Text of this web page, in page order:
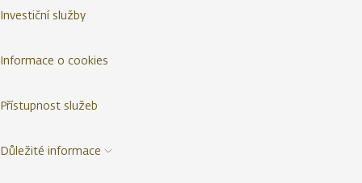
Investiční služby
Informace o cookies
Přístupnost služeb
Důležité informace